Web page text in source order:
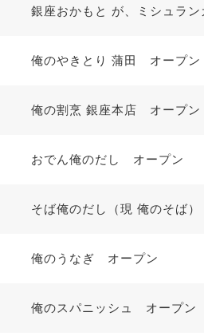
銀座おかもと が、ミシュラ
俺のやきとり 蒲田 オープン
俺の割烹 銀座本店 オープン
おでん俺のだし オープン
そば俺のだし（現 俺のそば
俺のうなぎ オープン
俺のスパニッシュ オープン